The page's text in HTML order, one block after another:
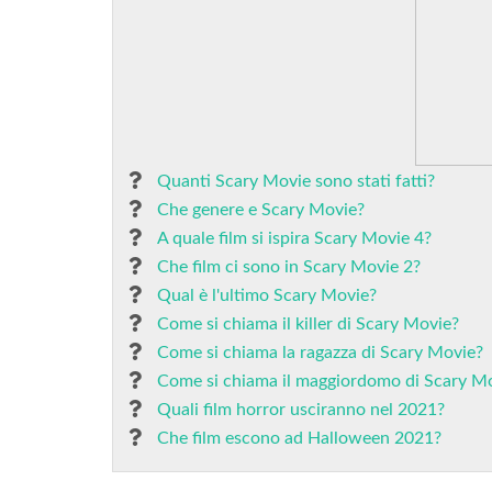
Quanti Scary Movie sono stati fatti?
Che genere e Scary Movie?
A quale film si ispira Scary Movie 4?
Che film ci sono in Scary Movie 2?
Qual è l'ultimo Scary Movie?
Come si chiama il killer di Scary Movie?
Come si chiama la ragazza di Scary Movie?
Come si chiama il maggiordomo di Scary
Quali film horror usciranno nel 2021?
Che film escono ad Halloween 2021?